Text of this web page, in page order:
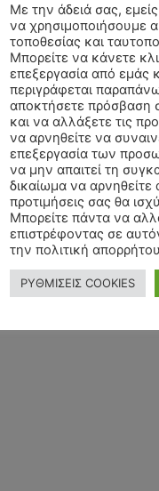
Με την άδειά σας,
να χρησιμοποιήσουμε
τοποθεσίας και
Μπορείτε να κάνετε
επεξεργασία από εμάς
περιγράφεται
αποκτήσετε πρόσβαση
και να αλλάξετε τις
να αρνηθείτε να
επεξεργασία των
να μην απαιτεί τη
δικαίωμα να
προτιμήσεις σας θα
Μπορείτε πάντα να
επιστρέφοντας σε
την πολιτική
ΡΥΘΜΙΣΕΙΣ COOKIES